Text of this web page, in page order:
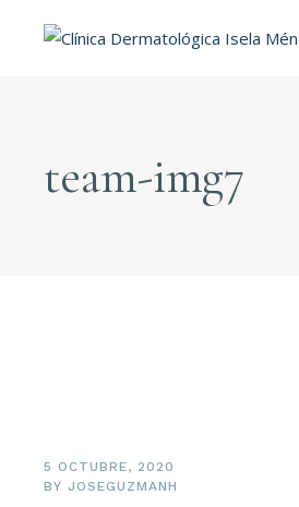
team-img7
5 OCTUBRE, 2020
BY JOSEGUZMANH